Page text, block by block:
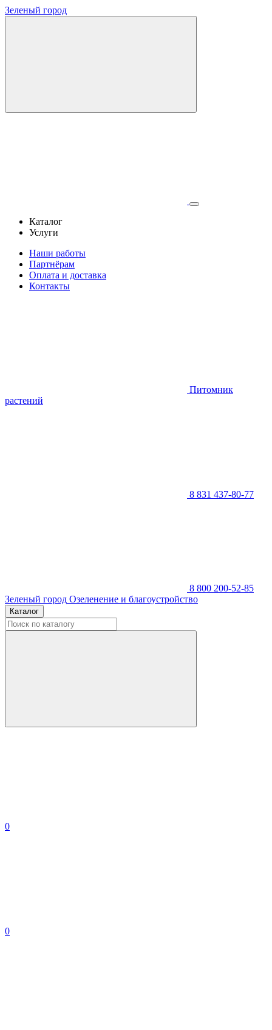
Зеленый город
Каталог
Услуги
Наши работы
Партнёрам
Оплата и доставка
Контакты
Питомник
растений
8 831 437-80-77
8 800 200-52-85
Зеленый город Озеленение и благоустройство
Каталог
0
0